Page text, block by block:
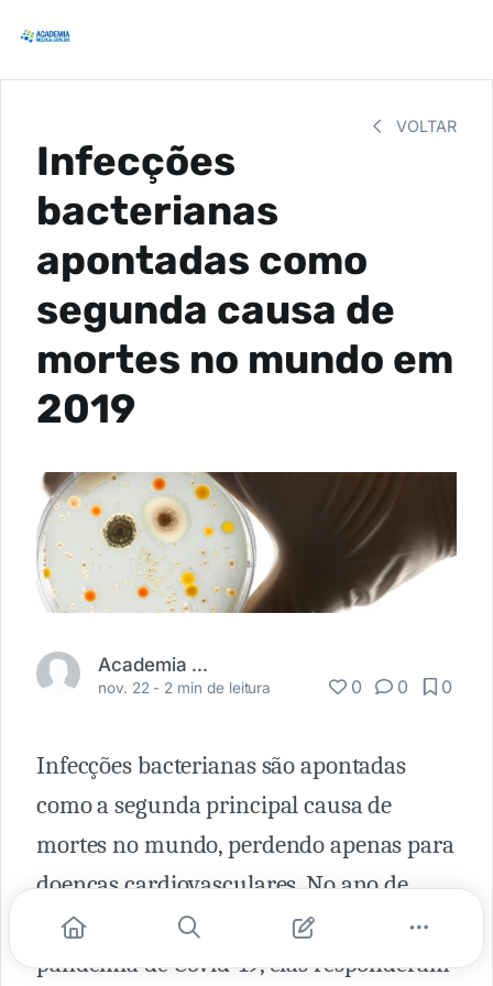
VOLTAR
Infecções
bacterianas
apontadas como
segunda causa de
mortes no mundo em
2019
Academia Médica
nov. 22 - 2 min de leitura 0 0 0
Infecções bacterianas são apontadas
como a segunda principal causa de
mortes no mundo, perdendo apenas para
doenças cardiovasculares. No ano de
2019, um ano antes do início da
pandemia de Covid-19, elas responderam